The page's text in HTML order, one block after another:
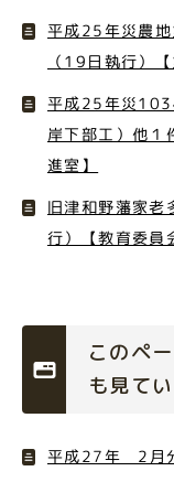
平成25年災農
（19日執行）
平成25年災
岸下部工）他１
進室】
旧津和野藩家老
行）【教育委員
このペ
も見て
平成27年 2月